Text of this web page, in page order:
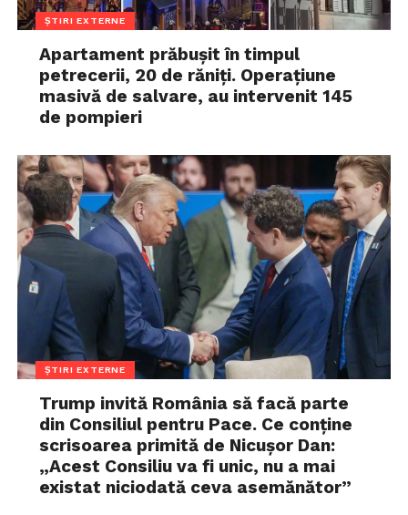
ȘTIRI EXTERNE
Apartament prăbușit în timpul
petrecerii, 20 de răniți. Operațiune
masivă de salvare, au intervenit 145
de pompieri
ȘTIRI EXTERNE
Trump invită România să facă parte
din Consiliul pentru Pace. Ce conține
scrisoarea primită de Nicușor Dan:
„Acest Consiliu va fi unic, nu a mai
existat niciodată ceva asemănător”